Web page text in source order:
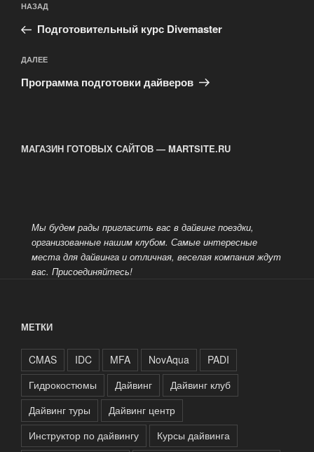
по
записям
Предыдущая
запись:
НАЗАД
Подготовительный курс Divemaster
Следующая
запись
ДАЛЕЕ
Программа подготовки дайверов
МАГАЗИН ГОТОВЫХ САЙТОВ — MARTSITE.RU
Мы будем рады пригласить вас в дайвинг поездки,
организованные нашим клубом. Самые интересные
места для дайвинга и отличная, веселая компания ждут
вас. Присоединяйтесь!
МЕТКИ
CMAS IDC MFA NovAqua
PADI
Гидрокостюмы
Дайвинг
Дайвинг клуб
Дайвинг туры
Дайвинг центр
Инструктор по дайвингу
Курсы дайвинга